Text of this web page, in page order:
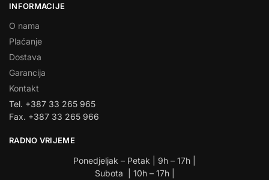
INFORMACIJE
O nama
Plaćanje
Dostava
Garancija
Kontakt
Tel. +387 33 265 965
Fax. +387 33 265 966
RADNO VRIJEME
Ponedjeljak – Petak | 9h – 17h |
Subota | 10h – 17h |